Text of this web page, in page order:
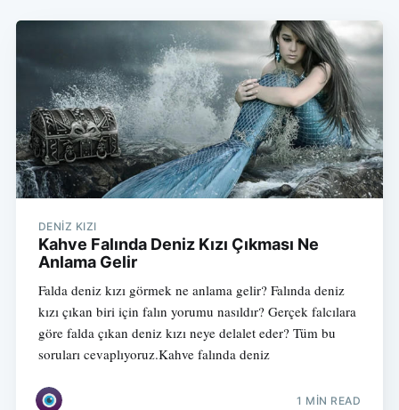
DENIZ KIZI
Kahve Falında Deniz Kızı Çıkması Ne
Anlama Gelir
Falda deniz kızı görmek ne anlama gelir? Falında deniz
kızı çıkan biri için falın yorumu nasıldır? Gerçek falcılara
göre falda çıkan deniz kızı neye delalet eder? Tüm bu
soruları cevaplıyoruz.Kahve falında deniz
1 MIN READ